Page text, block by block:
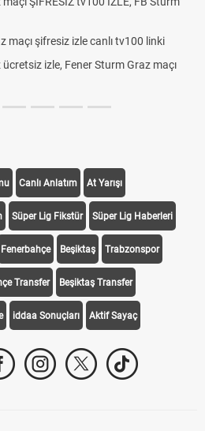
maçı şifresiz izle canlı tv100 linki
izle, Fener Sturm Graz maçı
Canlı Anlatım At Yarışı
Süper Lig Fikstür Süper Lig Haberleri
Fenerbahçe Beşiktaş Trabzonspor
Transfer Beşiktaş Transfer
iddaa Sonuçları Aktif Sayaç